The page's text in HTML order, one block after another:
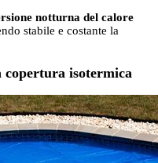
notturna del calore
stabile e costante la
isotermica